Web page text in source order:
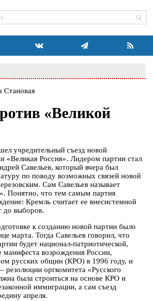
Становая
«Великой
учредительный съезд новой
«Великая Россия». Лидером партии стал
Савельев, который вчера был
по поводу возможных связей новой
Сам Савельев называет
Понятно, что тем самым партия
Кремль считает ее внесистемной
до выборов.
к созданию новой партии было
марта. Тогда Савельев говорил, что
будет национал-патриотической,
манифеста возрождения России,
русских общин (КРО) в 1996 году, и
оргкомитета «Русского
была строиться на основе КРО и
иммиграции, а сам съезд
апреля.